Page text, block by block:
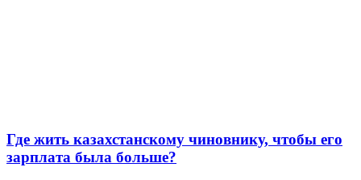
Где жить казахстанскому чиновнику, чтобы его
зарплата была больше?